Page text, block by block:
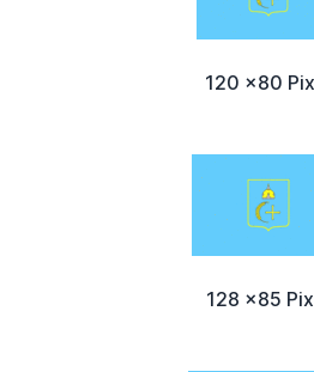
120 x80
128 x85